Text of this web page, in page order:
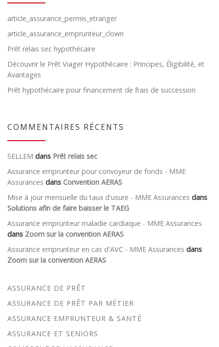
article_assurance_permis_etranger
article_assurance_emprunteur_clown
Prêt relais sec hypothécaire
Découvrir le Prêt Viager Hypothécaire : Principes, Éligibilité, et
Avantages
Prêt hypothécaire pour financement de frais de succession
COMMENTAIRES RÉCENTS
SELLEM dans Prêt relais sec
Assurance emprunteur pour convoyeur de fonds - MME
Assurances dans Convention AERAS
Mise à jour mensuelle du taux d'usure - MME Assurances dans
Solutions afin de faire baisser le TAEG
Assurance emprunteur maladie cardiaque - MME Assurances
dans Zoom sur la convention AERAS
Assurance emprunteur en cas d'AVC - MME Assurances dans
Zoom sur la convention AERAS
ASSURANCE DE PRÊT
ASSURANCE DE PRÊT PAR MÉTIER
ASSURANCE EMPRUNTEUR & SANTÉ
ASSURANCE ET SENIORS